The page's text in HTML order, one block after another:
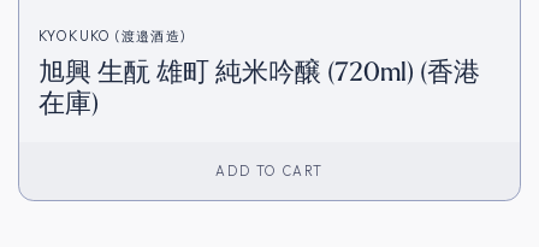
KYOKUKO (渡邉酒造)
旭興 生酛 雄町 純米吟醸 (720ml) (香港
在庫)
ADD TO CART